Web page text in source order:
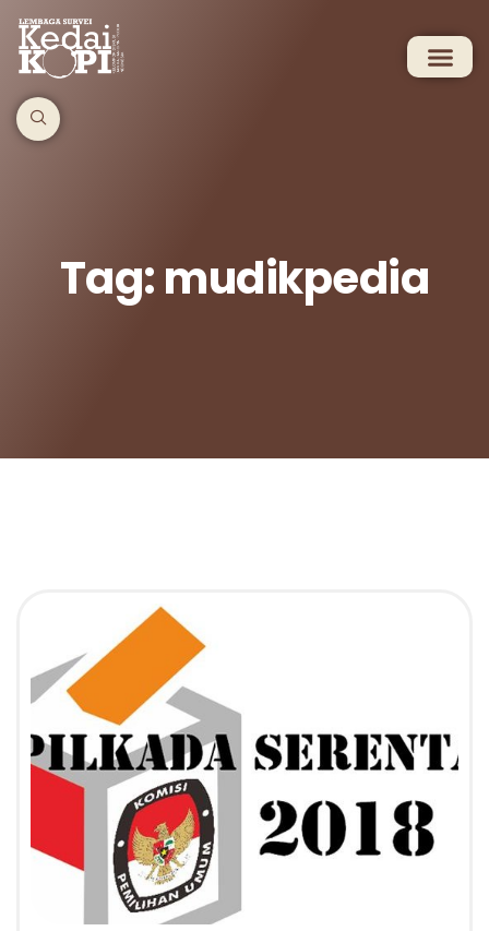
Tag: mudikpedia